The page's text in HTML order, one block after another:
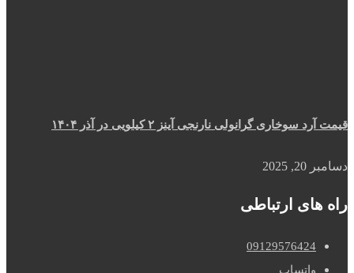
قیمت آرد سوخاری گرانولی نارنجی آینز ۲ کیلویی در آذر ۱۴۰۴
دسامبر 20, 2025
راه های ارتباطی
09129576424
واتساپ